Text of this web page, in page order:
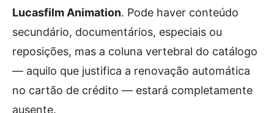
Lucasfilm Animation. Pode haver conteúdo
secundário, documentários, especiais ou
reposições, mas a coluna vertebral do catálogo
— aquilo que justifica a renovação automática
no cartão de crédito — estará completamente
ausente.